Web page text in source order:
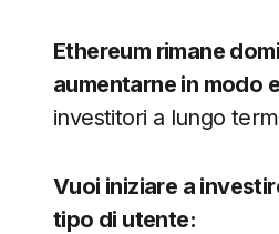
Ethereum rimane
aumentarne in modo
investitori a lungo
Vuoi iniziare a
tipo di utente: